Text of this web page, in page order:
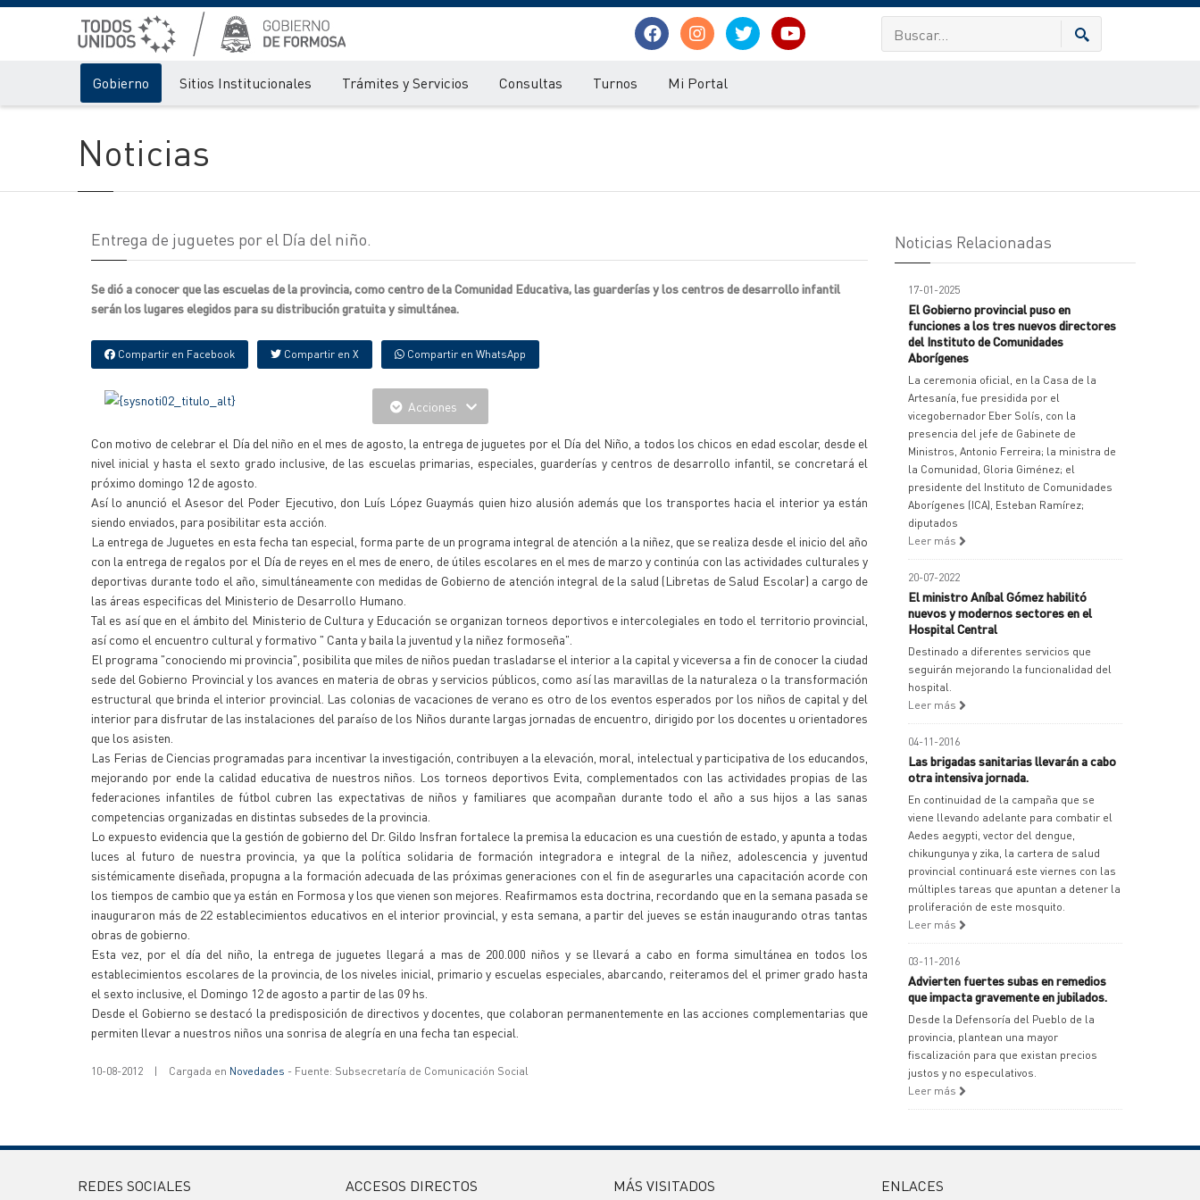
Gobierno Sitios Institucionales Trámites y Servicios Consultas Turnos Mi Portal
Noticias
Entrega de juguetes por el Día del niño.
Se dió a conocer que las escuelas de la provincia, como centro de la Comunidad Educativa, las guarderías y los centros de desarrollo infantil
serán los lugares elegidos para su distribución gratuita y simultánea.
Compartir en Facebook Compartir en X Compartir en WhatsApp
Acciones
Con motivo de celebrar el Día del niño en el mes de agosto, la entrega de juguetes por el Día del Niño, a todos los chicos en edad escolar, desde el
nivel inicial y hasta el sexto grado inclusive, de las escuelas primarias, especiales, guarderías y centros de desarrollo infantil, se concretará el
próximo domingo 12 de agosto.
Así lo anunció el Asesor del Poder Ejecutivo, don Luís López Guaymás quien hizo alusión además que los transportes hacia el interior ya están
siendo enviados, para posibilitar esta acción.
La entrega de Juguetes en esta fecha tan especial, forma parte de un programa integral de atención a la niñez, que se realiza desde el inicio del año
con la entrega de regalos por el Día de reyes en el mes de enero, de útiles escolares en el mes de marzo y continúa con las actividades culturales y
deportivas durante todo el año, simultáneamente con medidas de Gobierno de atención integral de la salud (Libretas de Salud Escolar) a cargo de
las áreas especificas del Ministerio de Desarrollo Humano.
Tal es así que en el ámbito del Ministerio de Cultura y Educación se organizan torneos deportivos e intercolegiales en todo el territorio provincial,
así como el encuentro cultural y formativo " Canta y baila la juventud y la niñez formoseña".
El programa "conociendo mi provincia", posibilita que miles de niños puedan trasladarse el interior a la capital y viceversa a fin de conocer la ciudad
sede del Gobierno Provincial y los avances en materia de obras y servicios públicos, como así las maravillas de la naturaleza o la transformación
estructural que brinda el interior provincial. Las colonias de vacaciones de verano es otro de los eventos esperados por los niños de capital y del
interior para disfrutar de las instalaciones del paraíso de los Niños durante largas jornadas de encuentro, dirigido por los docentes u orientadores
que los asisten.
Las Ferias de Ciencias programadas para incentivar la investigación, contribuyen a la elevación, moral, intelectual y participativa de los educandos,
mejorando por ende la calidad educativa de nuestros niños. Los torneos deportivos Evita, complementados con las actividades propias de las
federaciones infantiles de fútbol cubren las expectativas de niños y familiares que acompañan durante todo el año a sus hijos a las sanas
competencias organizadas en distintas subsedes de la provincia.
Lo expuesto evidencia que la gestión de gobierno del Dr. Gildo Insfran fortalece la premisa la educacion es una cuestión de estado, y apunta a todas
luces al futuro de nuestra provincia, ya que la política solidaria de formación integradora e integral de la niñez, adolescencia y juventud
sistémicamente diseñada, propugna a la formación adecuada de las próximas generaciones con el fin de asegurarles una capacitación acorde con
los tiempos de cambio que ya están en Formosa y los que vienen son mejores. Reafirmamos esta doctrina, recordando que en la semana pasada se
inauguraron más de 22 establecimientos educativos en el interior provincial, y esta semana, a partir del jueves se están inaugurando otras tantas
obras de gobierno.
Esta vez, por el día del niño, la entrega de juguetes llegará a mas de 200.000 niños y se llevará a cabo en forma simultánea en todos los
establecimientos escolares de la provincia, de los niveles inicial, primario y escuelas especiales, abarcando, reiteramos del el primer grado hasta
el sexto inclusive, el Domingo 12 de agosto a partir de las 09 hs.
Desde el Gobierno se destacó la predisposición de directivos y docentes, que colaboran permanentemente en las acciones complementarias que
permiten llevar a nuestros niños una sonrisa de alegría en una fecha tan especial.
10-08-2012 | Cargada en Novedades - Fuente: Subsecretaría de Comunicación Social
Noticias Relacionadas
17-01-2025
El Gobierno provincial puso en
funciones a los tres nuevos directores
del Instituto de Comunidades
Aborígenes
La ceremonia oficial, en la Casa de la
Artesanía, fue presidida por el
vicegobernador Eber Solís, con la
presencia del jefe de Gabinete de
Ministros, Antonio Ferreira; la ministra de
la Comunidad, Gloria Giménez; el
presidente del Instituto de Comunidades
Aborígenes (ICA), Esteban Ramírez;
diputados
Leer más
20-07-2022
El ministro Aníbal Gómez habilitó
nuevos y modernos sectores en el
Hospital Central
Destinado a diferentes servicios que
seguirán mejorando la funcionalidad del
hospital.
Leer más
04-11-2016
Las brigadas sanitarias llevarán a cabo
otra intensiva jornada.
En continuidad de la campaña que se
viene llevando adelante para combatir el
Aedes aegypti, vector del dengue,
chikungunya y zika, la cartera de salud
provincial continuará este viernes con las
múltiples tareas que apuntan a detener la
proliferación de este mosquito.
Leer más
03-11-2016
Advierten fuertes subas en remedios
que impacta gravemente en jubilados.
Desde la Defensoría del Pueblo de la
provincia, plantean una mayor
fiscalización para que existan precios
justos y no especulativos.
Leer más
REDES SOCIALES ACCESOS DIRECTOS MÁS VISITADOS ENLACES